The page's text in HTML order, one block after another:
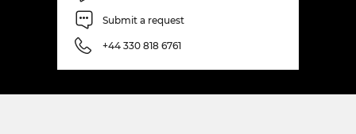
Submit a request
+44 330 818 6761